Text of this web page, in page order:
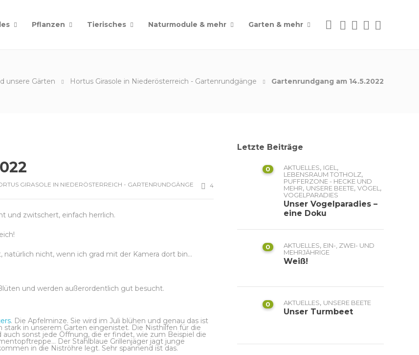
Pflanzen Tierisches Naturmodule & mehr Garten & mehr
unsere Gärten Hortus Girasole in Niederösterreich - Gartenrundgänge Gartenrundgang am 14.5.2022
GIRASOLE IN NIEDERÖSTERREICH - GARTENRUNDGÄNGE 4
und zwitschert, einfach herrlich.
nicht, wenn ich grad mit der Kamera dort bin…
und werden außerordentlich gut besucht.
. Die Apfelminze. Sie wird im Juli blühen und genau das ist
stark in unserem Garten eingenistet. Die Nisthilfen für die
sonst jede Öffnung, die er findet, wie zum Beispiel die
Der Stahlblaue Grillenjäger jagt junge
in die Niströhre legt. Sehr spannend ist das.
Letzte Beiträge
0 AKTUELLES, IGEL ,
LEBENSRAUM TOTHOLZ,
PUFFERZONE - HECKE UND
MEHR, UNSERE BEETE, VÖGEL ,
VOGELPARADIES
Unser Vogelparadies –
eine Doku
0 AKTUELLES, EIN-, ZWEI- UND
MEHRJÄHRIGE
Weiß!
0 AKTUELLES, UNSERE BEETE
Unser Turmbeet